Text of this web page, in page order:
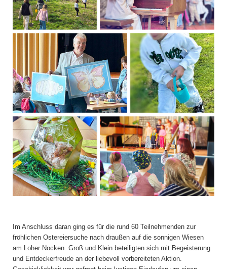
Im Anschluss daran ging es für die rund 60 Teilnehmenden zur
fröhlichen Ostereiersuche nach draußen auf die sonnigen Wiesen
am Loher Nocken. Groß und Klein beteiligten sich mit Begeisterung
und Entdeckerfreude an der liebevoll vorbereiteten Aktion.